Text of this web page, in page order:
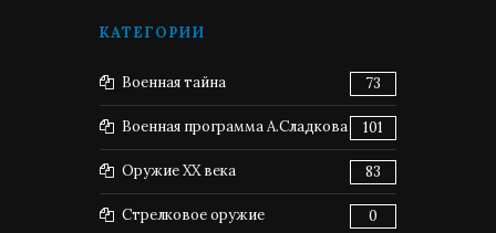
КАТЕГОРИИ
Военная тайна 73
Военная программа А.Сладкова 101
Оружие XX века 83
Стрелковое оружие 0